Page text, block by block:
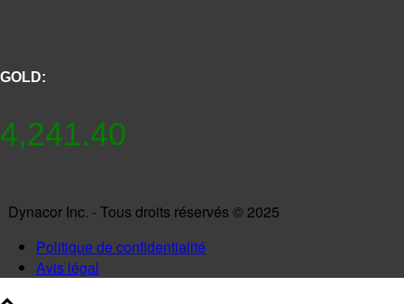
GOLD:
4,241.40
Dynacor Inc. - Tous droits réservés © 2025
Politique de confidentialité
Avis légal